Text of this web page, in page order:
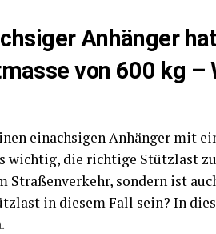
Anhänger
von 600 kg
einachsigen Anhänger mit
wichtig, die richtige Stützlast
Straßenverkehr, sondern ist
in diesem Fall sein? In